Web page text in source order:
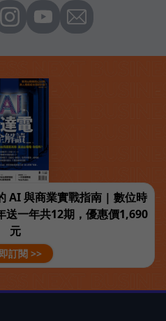
AI 與商業實戰指南 | 數位時
送一年共12期，優惠價1,690
元
訂閱 >>